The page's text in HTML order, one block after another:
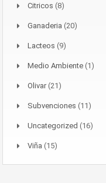
Citricos (8)
Ganaderia (20)
Lacteos (9)
Medio Ambiente (1)
Olivar(21)
Subvenciones (11)
Uncategorized (16)
Viña (15)